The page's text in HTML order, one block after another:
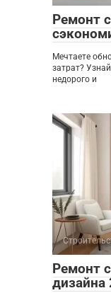
Ремонт
Мечтаете
затрат?
недорого и
Ремонт
дизайна